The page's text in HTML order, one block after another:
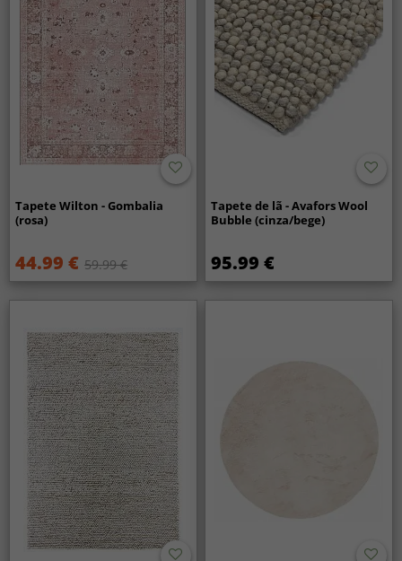
Tapete Wilton - Gombalia
(rosa)
44.99 € 59.99 €
Tapete de lã - Avafors Wool
Bubble (cinza/bege)
95.99 €